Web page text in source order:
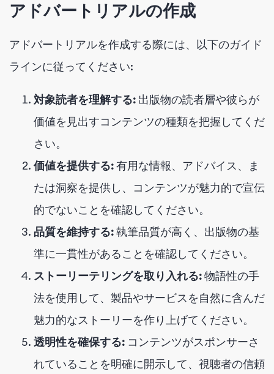
アドバートリアルの作成
アドバートリアルを作成する際には、以下のガイド
ラインに従ってください:
対象読者を理解する: 出版物の読者層や彼らが
価値を見出すコンテンツの種類を把握してくだ
さい。
価値を提供する:有用な情報、アドバイス、ま
たは洞察を提供し、コンテンツが魅力的で宣伝
的でないことを確認してください。
品質を維持する:執筆品質が高く、出版物の基
準に一貫性があることを確認してください。
ストーリーテリングを取り入れる:物語性の手
法を使用して、製品やサービスを自然に含んだ
魅力的なストーリーを作り上げてください。
透明性を確保する: コンテンツがスポンサーさ
れていることを明確に開示して、視聴者の信頼